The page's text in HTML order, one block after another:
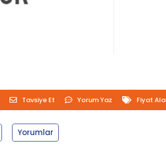
Tavsiye Et Yorum Yaz Fiyat
Yorumlar